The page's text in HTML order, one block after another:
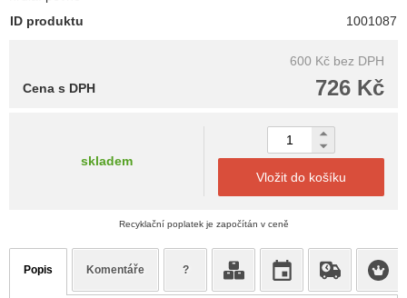
ID produktu
1001087
600 Kč bez DPH
726 Kč
Cena s DPH
skladem
Vložit do košíku
Recyklační poplatek je započítán v ceně
Popis Komentáře ?